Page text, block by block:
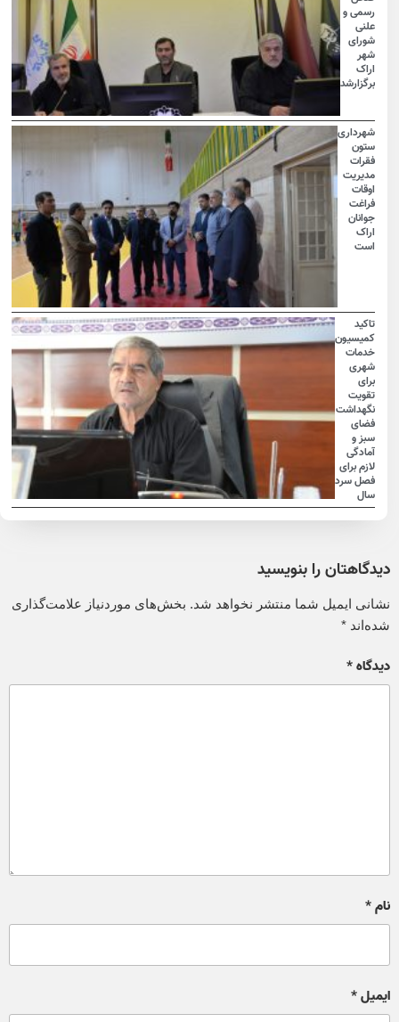
رسمی و
علنی
شورای
شهر
اراک
برگزارشد
شهرداری
ستون
فقرات
مدیریت
اوقات
فراغت
جوانان
اراک
است
تاکید
کمیسیون
خدمات
شهری
برای
تقویت
نگهداشت
فضای
سبز و
آمادگی
لازم برای
فصل سرد
سال
دیدگاهتان را بنویسید
نشانی ایمیل شما منتشر نخواهد شد. بخش‌های موردنیاز علامت‌گذاری
شده‌اند*
دیدگاه*
نام*
ایمیل*